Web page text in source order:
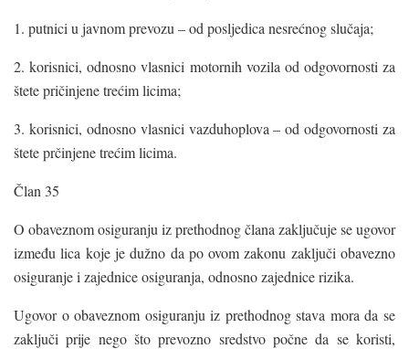
1. putnici u javnom prevozu – od posljedica nesrećnog slučaja;
2. korisnici, odnosno vlasnici motornih vozila od odgovornosti za
štete pričinjene trećim licima;
3. korisnici, odnosno vlasnici vazduhoplova – od odgovornosti za
štete prčinjene trećim licima.
Član 35
O obaveznom osiguranju iz prethodnog člana zaključuje se ugovor
između lica koje je dužno da po ovom zakonu zaključi obavezno
osiguranje i zajednice osiguranja, odnosno zajednice rizika.
Ugovor o obaveznom osiguranju iz prethodnog stava mora da se
zaključi prije nego što prevozno sredstvo počne da se koristi,